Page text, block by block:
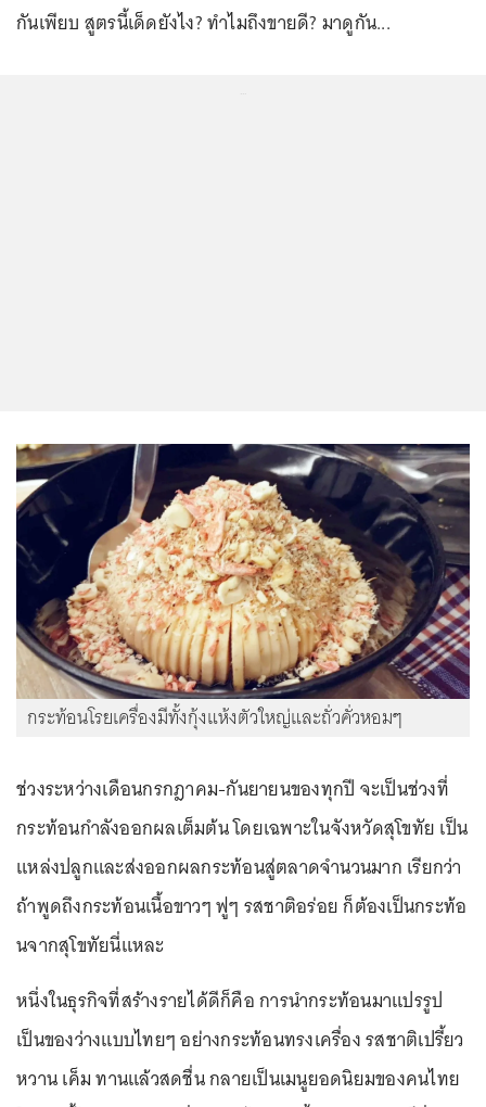
กันเพียบ สูตรนี้เด็ดยังไง? ทำไมถึงขายดี? มาดูกัน...
กระท้อนโรยเครื่องมีทั้งกุ้งแห้งตัวใหญ่และถั่วคั่วหอมๆ
ช่วงระหว่างเดือนกรกฎาคม-กันยายนของทุกปี จะเป็นช่วงที่
กระท้อนกำลังออกผลเต็มต้น โดยเฉพาะในจังหวัดสุโขทัย เป็น
แหล่งปลูกและส่งออกผลกระท้อนสู่ตลาดจำนวนมาก เรียกว่า
ถ้าพูดถึงกระท้อนเนื้อขาวๆ ฟูๆ รสชาติอร่อย ก็ต้องเป็นกระท้อ
นจากสุโขทัยนี่แหละ
หนึ่งในธุรกิจที่สร้างรายได้ดีก็คือ การนำกระท้อนมาแปรรูป
เป็นของว่างแบบไทยๆ อย่างกระท้อนทรงเครื่อง รสชาติเปรี้ยว
หวาน เค็ม ทานแล้วสดชื่น กลายเป็นเมนูยอดนิยมของคนไทย